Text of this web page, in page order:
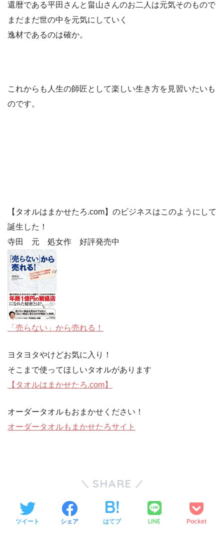
還暦である平田さんと畠山さんのお二人は元気そのもので
まだまだ世の中を元気にしていく
逸材であるのは確か。
これからも人生の師匠として楽しい生き方を見習いたいも
のです。
【タオルはまかせたろ.com】のビジネスはこのようにして
誕生した！
寺田 元 処女作 好評発売中
「売らない」から売れる！
ヨタヨタやけどお気に入り！
そこまで使ってほしいタオルがあります
【タオルはまかせたろ.com】
オーダータオルもおまかせください！
オーダータオルもまかせたろサイト
SHARE
ツイート シェア はてブ LINE Pocket